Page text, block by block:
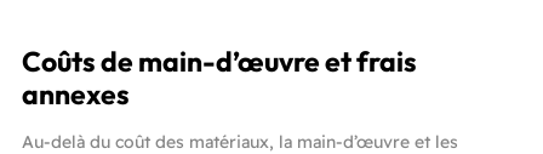
Coûts de main-d’œuvre et frais
annexes
Au-delà du coût des matériaux, la main-d’œuvre et les